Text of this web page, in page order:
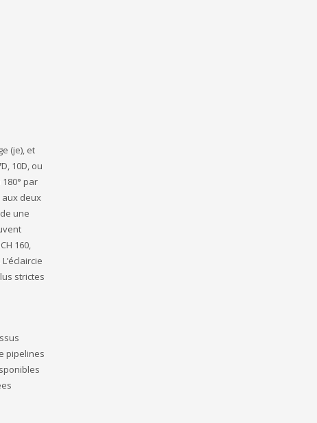
(je), et
10D, ou
par
aux deux
une
160,
strictes
pipelines